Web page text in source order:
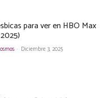
para ver en HBO Max
- Diciembre 3, 2025